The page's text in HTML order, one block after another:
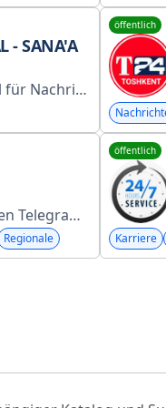
- SANA'A
in Sanaa mit über 160.000 Abonnenten.
öffentlich
und Usbekistan auf dem Laufenden.
Regionale
öffentlich
Karriere